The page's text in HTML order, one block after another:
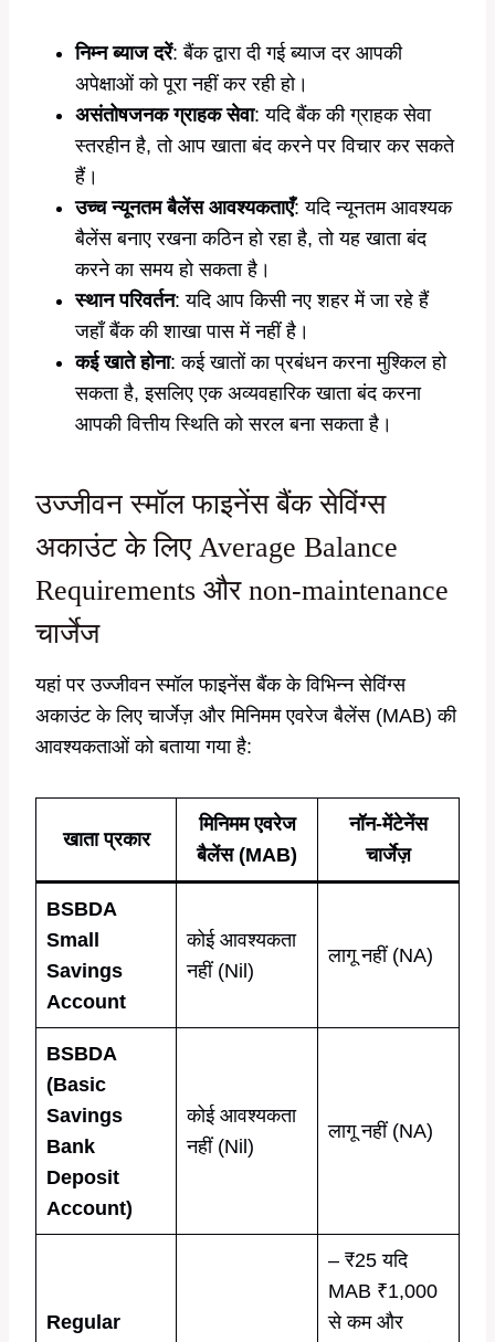
निम्न ब्याज दरें: बैंक द्वारा दी गई ब्याज दर आपकी
अपेक्षाओं को पूरा नहीं कर रही हो।
असंतोषजनक ग्राहक सेवा: यदि बैंक की ग्राहक सेवा
स्तरहीन है, तो आप खाता बंद करने पर विचार कर सकते
हैं।
उच्च न्यूनतम बैलेंस आवश्यकताएँ: यदि न्यूनतम आवश्यक
बैलेंस बनाए रखना कठिन हो रहा है, तो यह खाता बंद
करने का समय हो सकता है।
स्थान परिवर्तन: यदि आप किसी नए शहर में जा रहे हैं
जहाँ बैंक की शाखा पास में नहीं है।
कई खाते होना: कई खातों का प्रबंधन करना मुश्किल हो
सकता है, इसलिए एक अव्यवहारिक खाता बंद करना
आपकी वित्तीय स्थिति को सरल बना सकता है।
उज्जीवन स्मॉल फाइनेंस बैंक सेविंग्स
अकाउंट के लिए Average Balance
Requirements और non-maintenance
चार्जेज
यहां पर उज्जीवन स्मॉल फाइनेंस बैंक के विभिन्न सेविंग्स
अकाउंट के लिए चार्जेज़ और मिनिमम एवरेज बैलेंस (MAB) की
आवश्यकताओं को बताया गया है:
खाता प्रकार
मिनिमम एवरेज
बैलेंस (MAB)
नॉन-मेंटेनेंस
चार्जेज़
BSBDA
Small
Savings
Account
कोई आवश्यकता
नहीं (Nil)
लागू नहीं (NA)
BSBDA
(Basic
Savings
Bank
Deposit
Account)
कोई आवश्यकता
नहीं (Nil)
लागू नहीं (NA)
Regular
– ₹25 यदि
MAB ₹1,000
से कम और